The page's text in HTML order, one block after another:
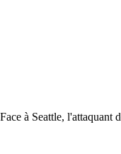
à Seattle,